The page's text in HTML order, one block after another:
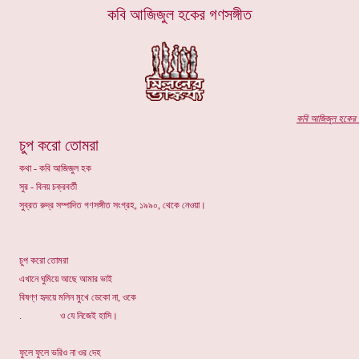
কবি আজিজুল হকের গণসঙ্গীত
কবি আজিজুল হকের
চুপ করো তোমরা
কথা - কবি আজিজুল হক
সুর - বিনয় চক্রবর্তী
সুব্রত রুদ্র সম্পাদিত গণসঙ্গীত সংগ্রহ, ১৯৯০, থেকে নেওয়া।
চুপ করো তোমরা
এখানে ঘুমিয়ে আছে আমার ভাই
বিষণ্ণ হৃদয়ে মলিন মুখে ডেকো না, ওকে
. ও যে নিজেই হাসি।
ফুলে ফুলে ভরিও না ওর দেহ